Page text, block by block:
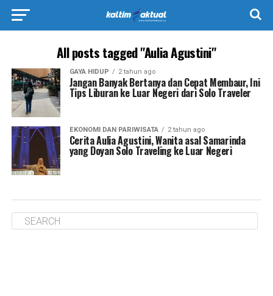
All posts tagged "Aulia Agustini"
GAYA HIDUP 2 tahun ago
Jangan Banyak Bertanya dan Cepat Membaur, Ini
Tips Liburan ke Luar Negeri dari Solo Traveler
EKONOMI DAN PARIWISATA 2 tahun ago
Cerita Aulia Agustini, Wanita asal Samarinda
yang Doyan Solo Traveling ke Luar Negeri